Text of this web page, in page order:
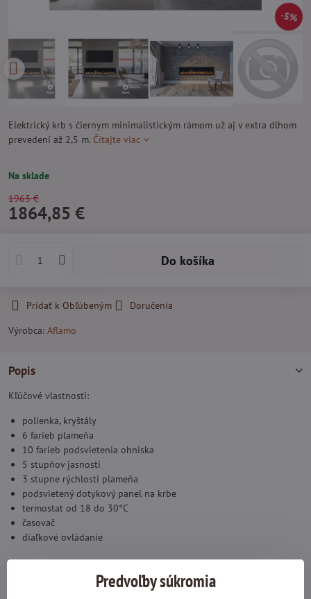
5%
Elektrický krb s čiernym minimalistickým rámom už aj v extra dlhom
prevedení až 2,5 m. Čítajte viac
Na sklade
1963 €
1864,85 €
Do košíka
Pridať k Obľúbeným
Doručenia
Výrobca: Aflamo
Popis
Kľúčové vlastnosti:
polienka, kryštály
6 farieb plameňa
10 farieb podsvietenia ohniska
5 stupňov jasnosti
3 stupne rýchlosti plameňa
podsvietený dotykový panel na krbe
termostat od 18 do 30°C
časovač
diaľkové ovládanie
Royal je zabudovateľný, čiastočne zabudovateľný alebo závesný
elektrický krb s modernou LED technológiou, ktorá znamená nízku
Predvoľby súkromia